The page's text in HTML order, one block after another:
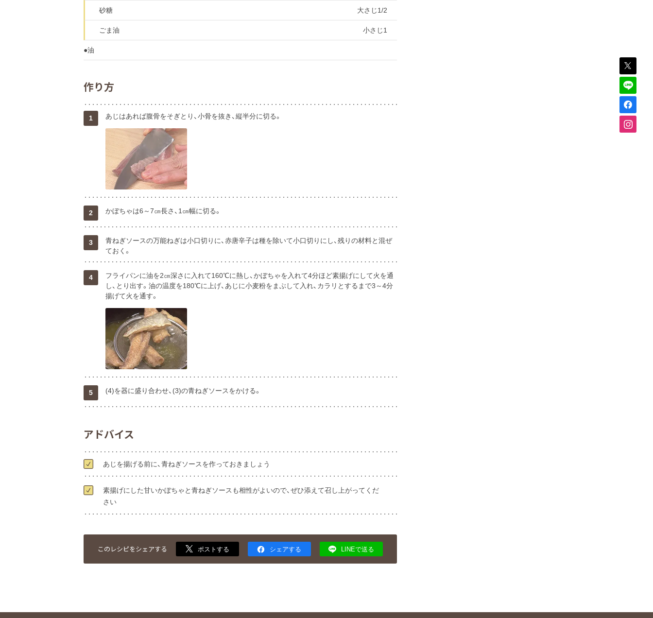
砂糖 大さじ1/2
ごま油 小さじ1
●油
作り方
1 あじはあれば腹骨をそぎとり、小骨を抜き、縦半分に切る。
2 かぼちゃは6～7㎝長さ、1㎝幅に切る。
3
青ねぎソースの万能ねぎは小口切りに、赤唐辛子は種を除いて小口切りにし、残りの材料と混ぜ
ておく。
4
フライパンに油を2㎝深さに入れて160℃に熱し、かぼちゃを入れて4分ほど素揚げにして火を通
し、とり出す。油の温度を180℃に上げ、あじに小麦粉をまぶして入れ、カラリとするまで3～4分
揚げて火を通す。
5 (4)を器に盛り合わせ、(3)の青ねぎソースをかける。
アドバイス
あじを揚げる前に、青ねぎソースを作っておきましょう
素揚げにした甘いかぼちゃと青ねぎソースも相性がよいので、ぜひ添えて召し上がってくだ
さい
このレシピをシェアする ポストする シェアする LINEで送る